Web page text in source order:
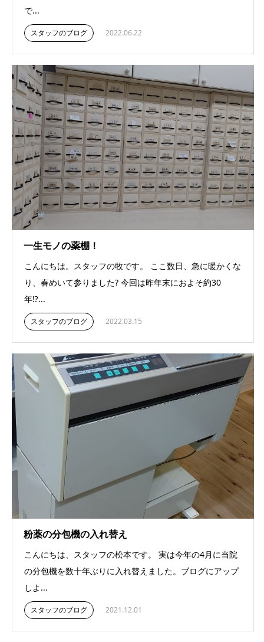
で...
スタッフのブログ 2022.06.22
一生モノの薬棚！
こんにちは。スタッフの牧です。 ここ数日、急に暖かくな
り、春めいて参りました? 今回は昨年末におよそ約30
年⁉...
スタッフのブログ 2022.03.15
粉薬の分包機の入れ替え
こんにちは、スタッフの松本です。 実は今年の4月に当院
の分包機を数十年ぶりに入れ替えました。ブログにアップ
しよ...
スタッフのブログ 2021.12.01